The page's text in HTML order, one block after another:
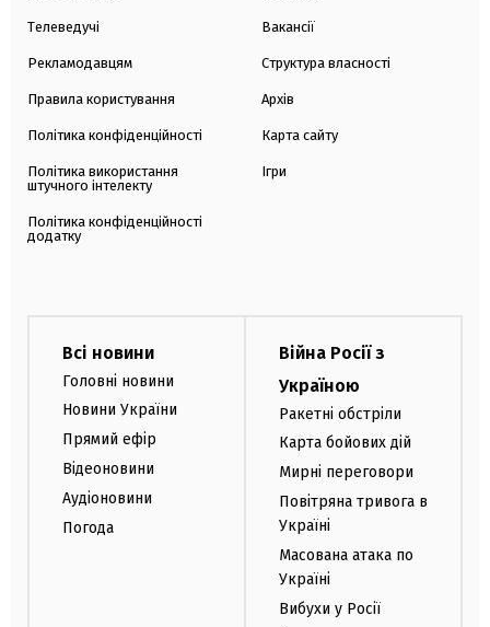
Телеведучі
Рекламодавцям
Правила користування
Політика конфіденційності
Політика використання
штучного інтелекту
Політика конфіденційності
додатку
Вакансії
Структура власності
Архів
Карта сайту
Ігри
Всі новини
Головні новини
Новини України
Прямий ефір
Відеоновини
Аудіоновини
Погода
Війна Росії з
Україною
Ракетні обстріли
Карта бойових дій
Мирні переговори
Повітряна тривога в
Україні
Масована атака по
Україні
Вибухи у Росії